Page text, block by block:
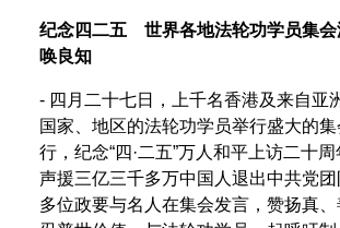
纪念四二五 世界各地法轮功学员集会
唤良知
- 四月二十七日，上千名香港及来自亚
国家、地区的法轮功学员举行盛大的
行，纪念“四·二五”万人和平上访二十周
声援三亿三千多万中国人退出中共党团
多位政要与名人在集会发言，赞扬真、